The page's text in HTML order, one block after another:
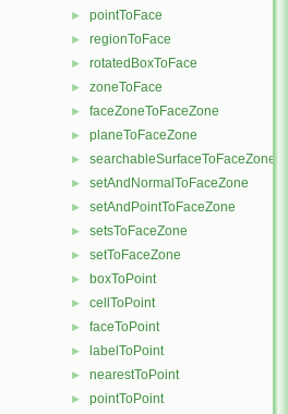
► pointToFace
► regionToFace
► rotatedBoxToFace
► zoneToFace
► faceZoneToFaceZone
► planeToFaceZone
► searchableSurfaceToFaceZone
► setAndNormalToFaceZone
► setAndPointToFaceZone
► setsToFaceZone
► setToFaceZone
► boxToPoint
► cellToPoint
► faceToPoint
► labelToPoint
► nearestToPoint
► pointToPoint